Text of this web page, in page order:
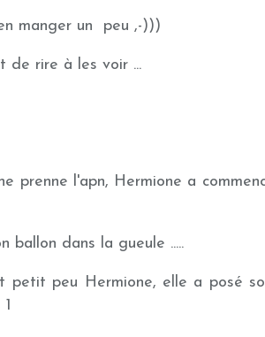
manger un peu ,-)))
de rire à les voir ...
prenne l'apn, Hermione a
ballon dans la gueule .....
peu Hermione, elle a posé